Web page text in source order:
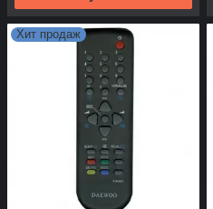
Хит продаж